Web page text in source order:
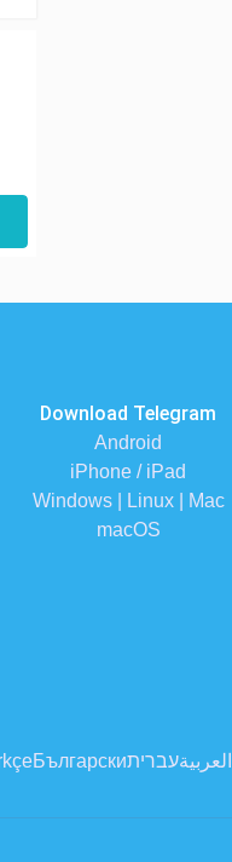
Download Telegram
Android
iPhone / iPad
Windows | Linux | Mac
macOS
Българскиעבריתالعربية